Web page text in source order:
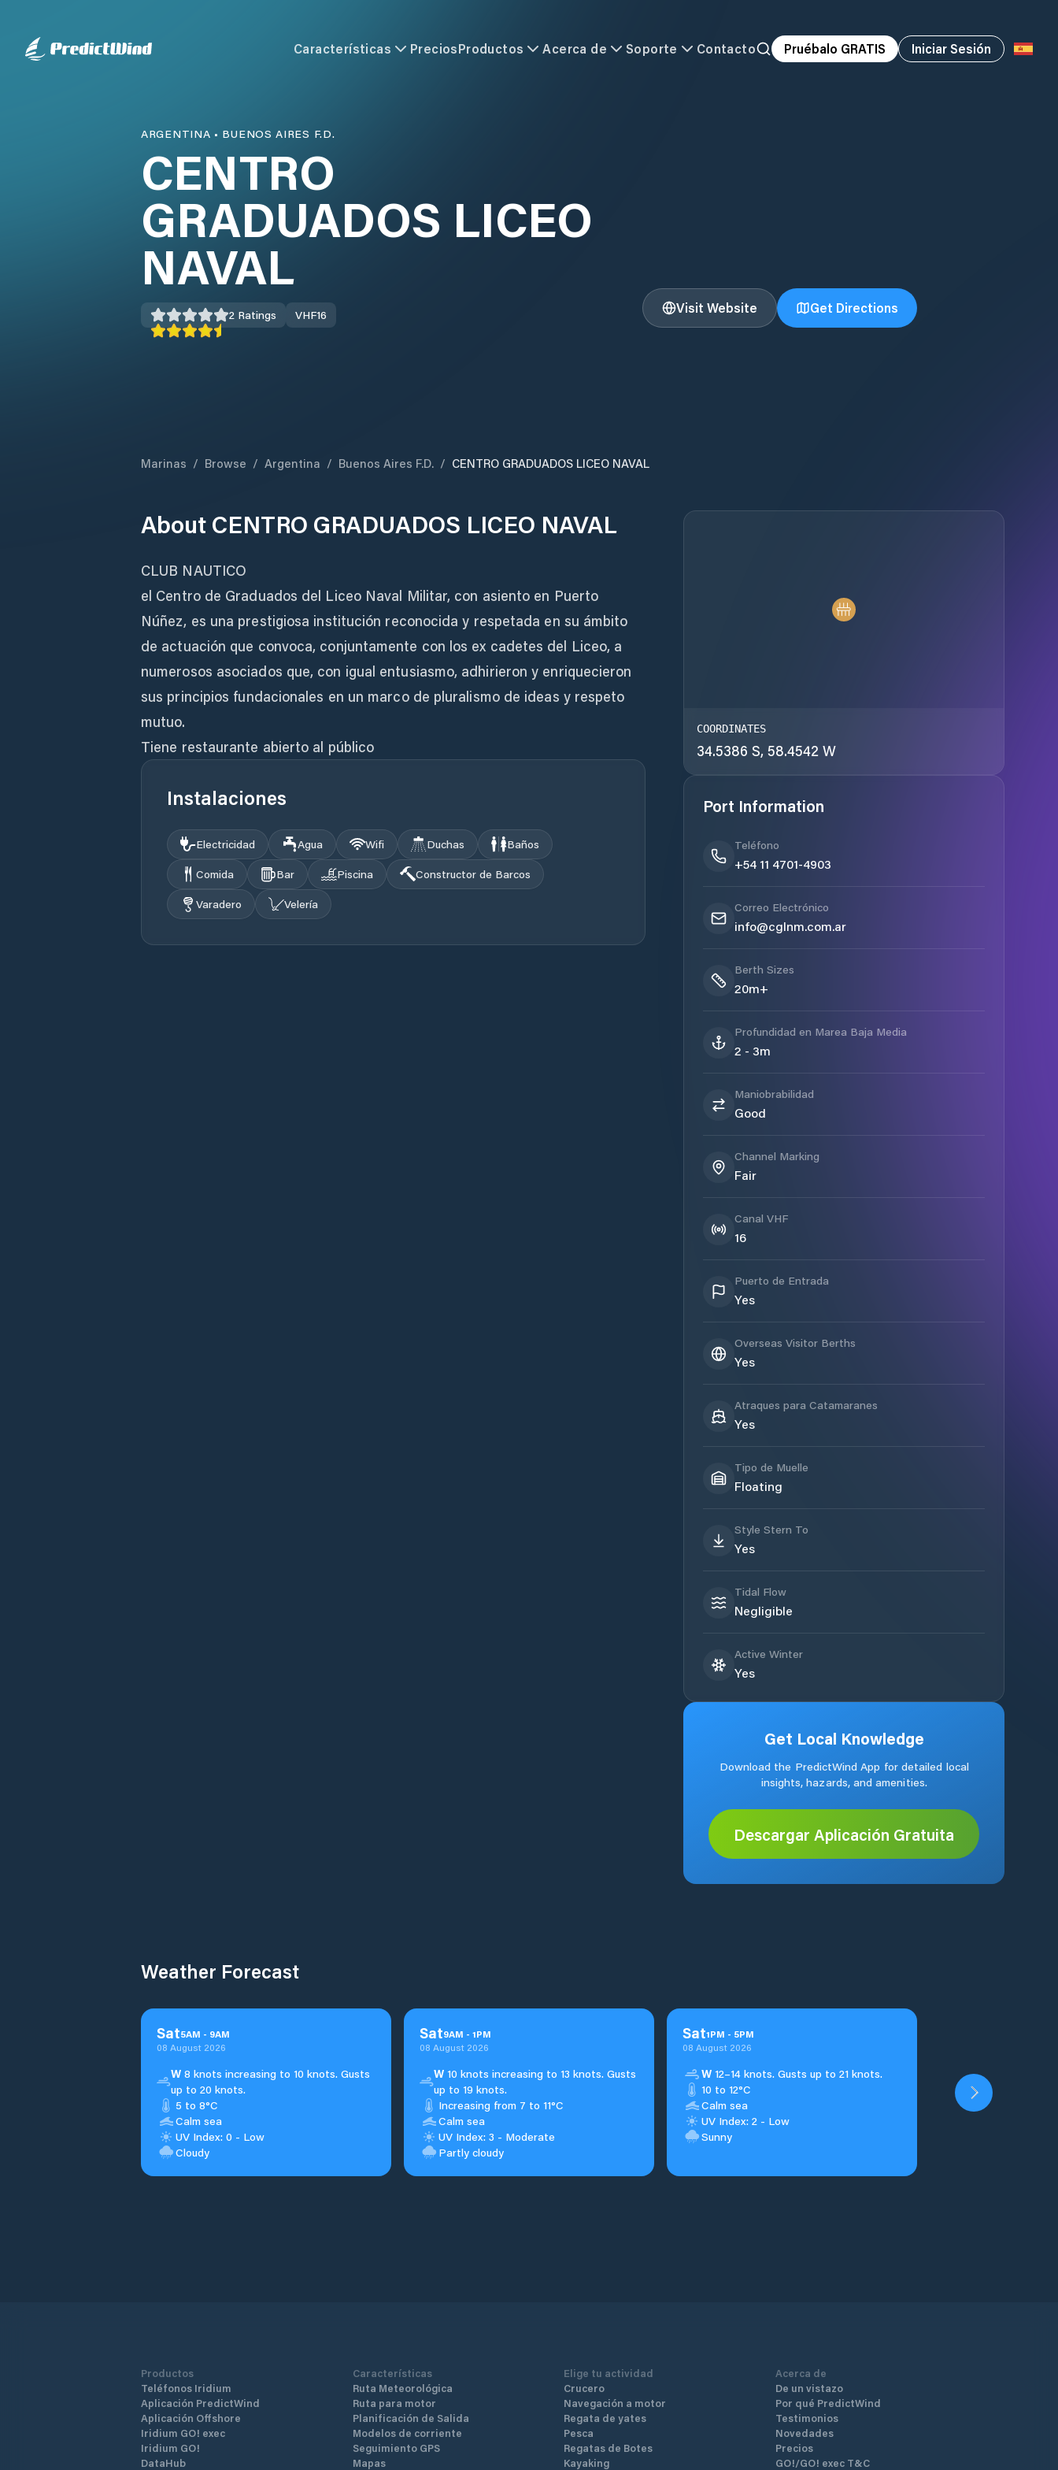
Características PreciosProductos Acerca de Soporte Contacto Pruébalo GRATIS Iniciar Sesión
ARGENTINA • BUENOS AIRES F.D.
CENTRO
GRADUADOS LICEO
NAVAL
2 Ratings VHF16 Visit Website Get Directions
Marinas / Browse / Argentina / Buenos Aires F.D. / CENTRO GRADUADOS LICEO NAVAL
About CENTRO GRADUADOS LICEO NAVAL
CLUB NAUTICO
el Centro de Graduados del Liceo Naval Militar, con asiento en Puerto
Núñez, es una prestigiosa institución reconocida y respetada en su ámbito
de actuación que convoca, conjuntamente con los ex cadetes del Liceo, a
numerosos asociados que, con igual entusiasmo, adhirieron y enriquecieron
sus principios fundacionales en un marco de pluralismo de ideas y respeto
mutuo.
Tiene restaurante abierto al público
Instalaciones
Electricidad Agua Wifi Duchas
Baños
Comida
Bar Piscina
Constructor de Barcos
Varadero
Velería
COORDINATES
34.5386 S, 58.4542 W
Port Information
Teléfono
+54 11 4701-4903
Correo Electrónico
info@cglnm.com.ar
Berth Sizes
20m+
Profundidad en Marea Baja Media
2 - 3m
Maniobrabilidad
Good
Channel Marking
Fair
Canal VHF
16
Puerto de Entrada
Yes
Overseas Visitor Berths
Yes
Atraques para Catamaranes
Yes
Tipo de Muelle
Floating
Style Stern To
Yes
Tidal Flow
Negligible
Active Winter
Yes
Get Local Knowledge
Download the PredictWind App for detailed local
insights, hazards, and amenities.
Descargar Aplicación Gratuita
Weather Forecast
Sat5AM - 9AM
08 August 2026
W8 knots increasing to 10 knots. Gusts
up to 20 knots.
5 to 8°C
Calm sea
UV Index: 0 - Low
Cloudy
Sat9AM - 1PM
08 August 2026
W10 knots increasing to 13 knots. Gusts
up to 19 knots.
Increasing from 7 to 11°C
Calm sea
UV Index: 3 - Moderate
Partly cloudy
Sat1PM - 5PM
08 August 2026
W 12–14 knots. Gusts up to 21 knots.
10 to 12°C
Calm sea
UV Index: 2 - Low
Sunny
Productos
Teléfonos Iridium
Aplicación PredictWind
Aplicación Offshore
Iridium GO! exec
Iridium GO!
DataHub
Características
Ruta Meteorológica
Ruta para motor
Planificación de Salida
Modelos de corriente
Seguimiento GPS
Mapas
Elige tu actividad
Crucero
Navegación a motor
Regata de yates
Pesca
Regatas de Botes
Kayaking
Acerca de
De un vistazo
Por qué PredictWind
Testimonios
Novedades
Precios
GO!/GO! exec T&C